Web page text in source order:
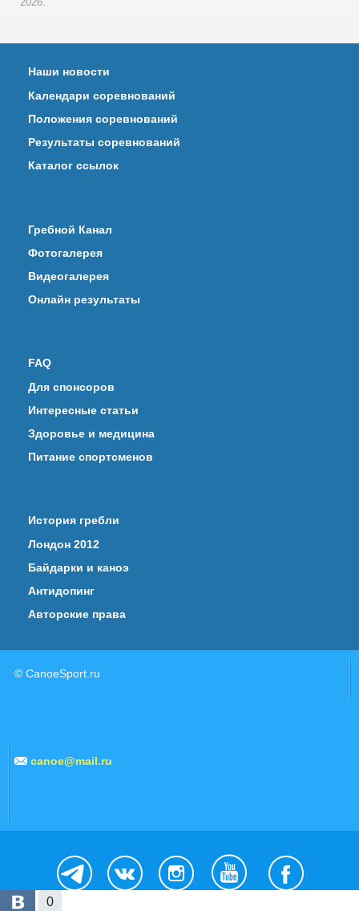
0
Наши новости
Календари соревнований
Положения соревнований
Результаты соревнований
Каталог ссылок
Гребной Канал
Фотогалерея
Видеогалерея
Онлайн результаты
FAQ
Для спонсоров
Интересные статьи
Здоровье и медицина
Питание спортсменов
История гребли
Лондон 2012
Байдарки и каноэ
Антидопинг
Авторские права
© CanoeSport.ru
canoe@mail.ru